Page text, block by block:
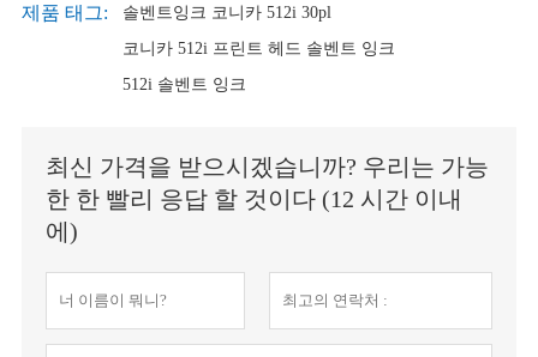
제품 태그:
솔벤트잉크 코니카 512i 30pl
코니카 512i 프린트 헤드 솔벤트 잉크
512i 솔벤트 잉크
최신 가격을 받으시겠습니까? 우리는 가능
한 한 빨리 응답 할 것이다 (12 시간 이내
에)